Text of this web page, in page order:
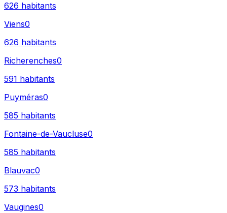
626 habitants
Viens0
626 habitants
Richerenches0
591 habitants
Puyméras0
585 habitants
Fontaine-de-Vaucluse0
585 habitants
Blauvac0
573 habitants
Vaugines0